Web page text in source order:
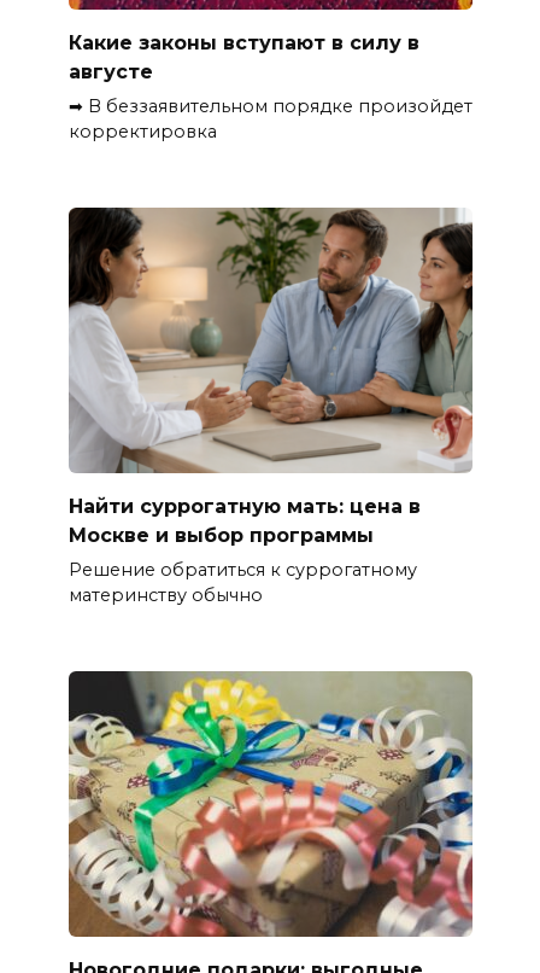
Какие законы вступают в силу в
августе
➡ В беззаявительном порядке произойдет
корректировка
Найти суррогатную мать: цена в
Москве и выбор программы
Решение обратиться к суррогатному
материнству обычно